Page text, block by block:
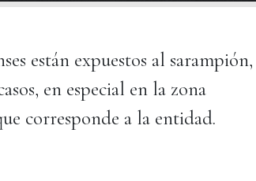
están expuestos al sarampión,
en especial en la zona
corresponde a la entidad.